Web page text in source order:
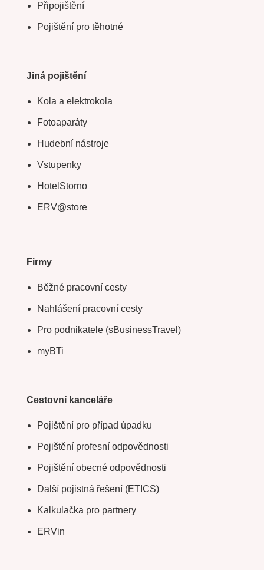
Připojištění
Pojištění pro těhotné
Jiná pojištění
Kola a elektrokola
Fotoaparáty
Hudební nástroje
Vstupenky
HotelStorno
ERV@store
Firmy
Běžné pracovní cesty
Nahlášení pracovní cesty
Pro podnikatele (sBusinessTravel)
myBTi
Cestovní kanceláře
Pojištění pro případ úpadku
Pojištění profesní odpovědnosti
Pojištění obecné odpovědnosti
Další pojistná řešení (ETICS)
Kalkulačka pro partnery
ERVin